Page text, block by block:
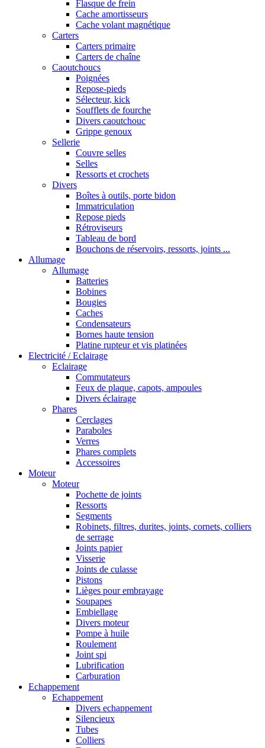
Flasque de frein
Cache amortisseurs
Cache volant magnétique
Carters
Carters primaire
Carters de chaîne
Caoutchoucs
Poignées
Repose-pieds
Sélecteur, kick
Soufflets de fourche
Divers caoutchouc
Grippe genoux
Sellerie
Couvre selles
Selles
Ressorts et crochets
Divers
Boîtes à outils, porte bidon
Immatriculation
Repose pieds
Rétroviseurs
Tableau de bord
Bouchons de réservoirs, ressorts, joints ...
Allumage
Allumage
Batteries
Bobines
Bougies
Caches
Condensateurs
Bornes haute tension
Platine rupteur et vis platinées
Electricité / Eclairage
Eclairage
Commutateurs
Feux de plaque, capots, ampoules
Divers éclairage
Phares
Cerclages
Paraboles
Verres
Phares complets
Accessoires
Moteur
Moteur
Pochette de joints
Ressorts
Segments
Robinets, filtres, durites, joints, cornets, colliers
de serrage
Joints papier
Visserie
Joints de culasse
Pistons
Lièges pour embrayage
Soupapes
Embiellage
Divers moteur
Pompe à huile
Roulement
Joint spi
Lubrification
Carburation
Echappement
Echappement
Divers echappement
Silencieux
Tubes
Colliers